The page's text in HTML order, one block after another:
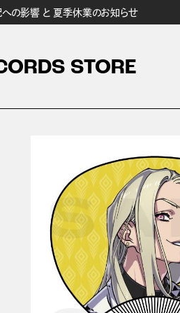
の影響 と 夏季休業のお知らせ
STORE